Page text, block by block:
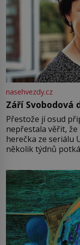
nasehvezdy.cz
Září Svobodová
Přestože jí osud
nepřestala věřit, že bude
herečka ze seriálu
několik týdnů